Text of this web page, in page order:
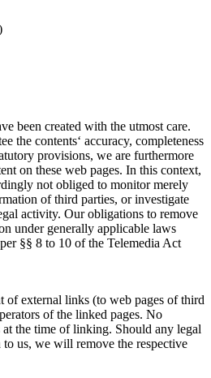
been created with the utmost care.
the contents‘ accuracy, completeness
provisions, we are furthermore
on these web pages. In this context,
not obliged to monitor merely
of third parties, or investigate
activity. Our obligations to remove
under generally applicable laws
§§ 8 to 10 of the Telemedia Act
of external links (to web pages of third
of the linked pages. No
the time of linking. Should any legal
us, we will remove the respective